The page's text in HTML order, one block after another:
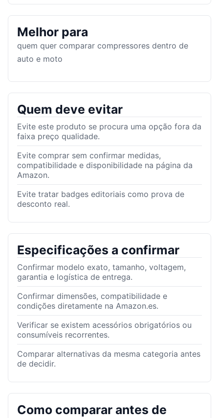
Melhor para
quem quer comparar compressores dentro de
auto e moto
Quem deve evitar
Evite este produto se procura uma opção fora da
faixa preço qualidade.
Evite comprar sem confirmar medidas,
compatibilidade e disponibilidade na página da
Amazon.
Evite tratar badges editoriais como prova de
desconto real.
Especificações a confirmar
Confirmar modelo exato, tamanho, voltagem,
garantia e logística de entrega.
Confirmar dimensões, compatibilidade e
condições diretamente na Amazon.es.
Verificar se existem acessórios obrigatórios ou
consumíveis recorrentes.
Comparar alternativas da mesma categoria antes
de decidir.
Como comparar antes de